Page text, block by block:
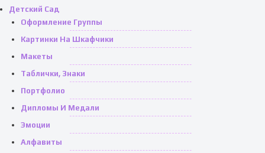
Детский Сад
Оформление Группы
Картинки На Шкафчики
Макеты
Таблички, Знаки
Портфолио
Дипломы И Медали
Эмоции
Алфавиты